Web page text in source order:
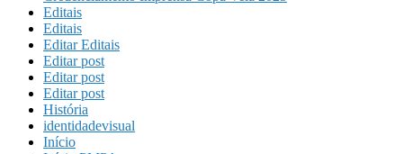
Editais
Editais
Editar Editais
Editar post
Editar post
Editar post
História
identidadevisual
Início